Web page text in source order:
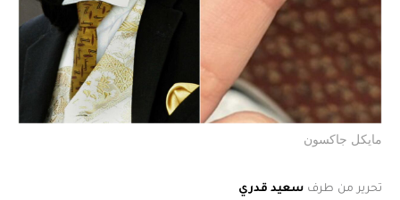
مايكل جاكسون
تحرير من طرف سعيد قدري